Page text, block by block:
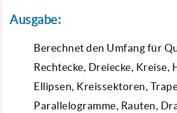
Ausgabe:
Berechnet den Umfang für
Rechtecke, Dreiecke, Kreise,
Ellipsen, Kreissektoren,
Parallelogramme, Rauten,